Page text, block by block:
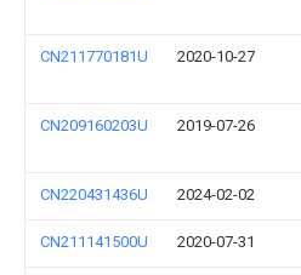
CN211770181U 2020-10-27
CN209160203U 2019-07-26
CN220431436U 2024-02-02
CN211141500U 2020-07-31